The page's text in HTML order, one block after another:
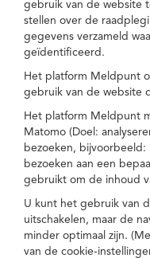
gebruik van de website
stellen over de
gegevens verzameld
geïdentificeerd.
Het platform Meldpunt
gebruik van de website
Het platform Meldpunt
Matomo (Doel:
bezoeken,
bezoeken aan een
gebruikt om de inhoud
U kunt het gebruik van
uitschakelen, maar de
minder optimaal zijn.
van de cookie-